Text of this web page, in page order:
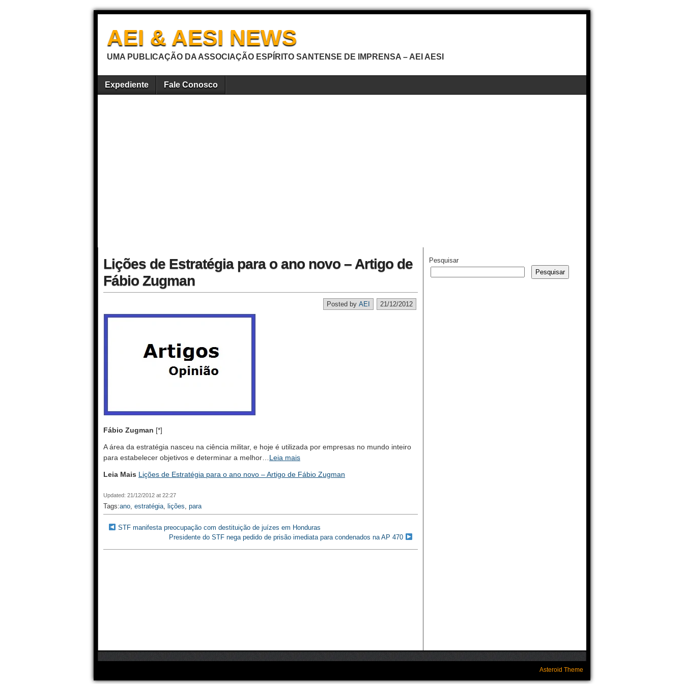
AEI & AESI NEWS
UMA PUBLICAÇÃO DA ASSOCIAÇÃO ESPÍRITO SANTENSE DE IMPRENSA – AEI AESI
Expediente Fale Conosco
Lições de Estratégia para o ano novo – Artigo de
Fábio Zugman
21/12/2012
Posted by AEI
Fábio Zugman [*]
A área da estratégia nasceu na ciência militar, e hoje é utilizada por empresas no mundo inteiro
para estabelecer objetivos e determinar a melhor… Leia mais
Leia Mais Lições de Estratégia para o ano novo – Artigo de Fábio Zugman
Updated: 21/12/2012 at 22:27
Tags:ano, estratégia, lições, para
STF manifesta preocupação com destituição de juízes em Honduras
Presidente do STF nega pedido de prisão imediata para condenados na AP 470
Pesquisar
Pesquisar
Asteroid Theme